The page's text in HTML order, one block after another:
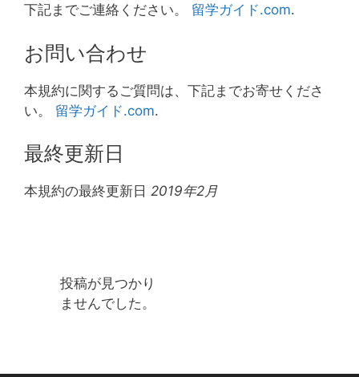
下記までご連絡ください。 留学ガイド.com.
お問い合わせ
本規約に関するご質問は、下記までお寄せくださ
い。 留学ガイド.com.
最終更新日
本規約の最終更新日 2019年2月
投稿が見つかり
ませんでした。